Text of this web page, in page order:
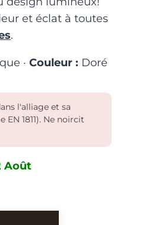
et éclat à toutes
.
· Couleur : Doré
l'alliage et sa
1811). Ne noircit
Août